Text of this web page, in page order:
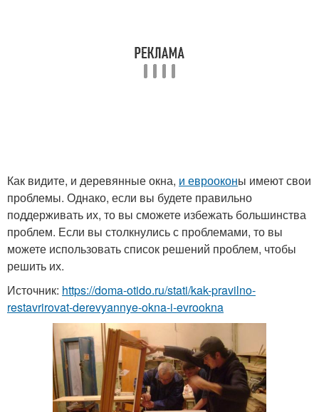
Как видите, и деревянные окна, и еврооконы имеют свои
проблемы. Однако, если вы будете правильно
поддерживать их, то вы сможете избежать большинства
проблем. Если вы столкнулись с проблемами, то вы
можете использовать список решений проблем, чтобы
решить их.
Источник: https://doma-otido.ru/stati/kak-pravilno-
restavrirovat-derevyannye-okna-i-evrookna